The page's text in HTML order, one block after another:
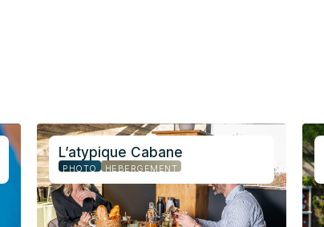
L’atypique Cabane
PHOTO HEBERGEMENT